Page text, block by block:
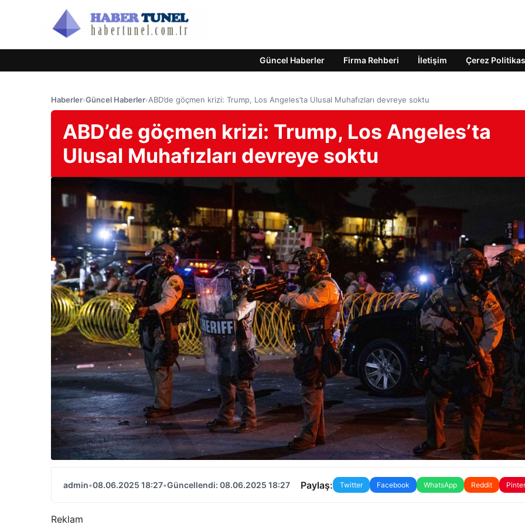
Güncel Haberler Firma Rehberi İletişim Çerez
Haberler›Güncel Haberler›ABD’de göçmen krizi: Trump, Los Angeles’ta Ulusal Muhafızları devreye soktu
ABD’de göçmen krizi: Trump, Los Angeles’ta
Ulusal Muhafızları devreye soktu
admin•08.06.2025 18:27•Güncellendi: 08.06.2025 18:27 Paylaş: Twitter Facebook WhatsApp Reddit
Reklam